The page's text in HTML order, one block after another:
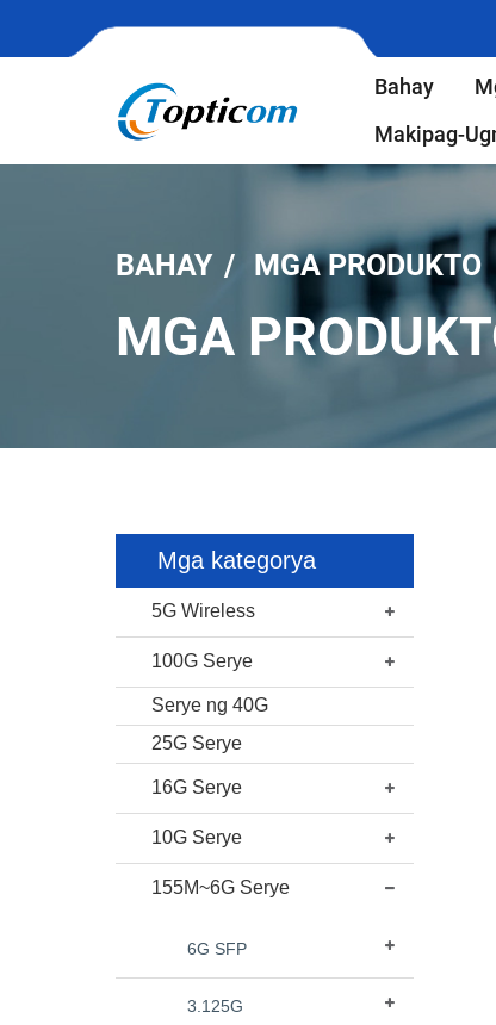
Bahay
Makipag-
BAHAY MGA PRODUKTO
MGA
Mga kategorya
5G Wireless
100G Serye
Serye ng 40G
25G Serye
16G Serye
10G Serye
155M~6G Serye
6G SFP
3.125G